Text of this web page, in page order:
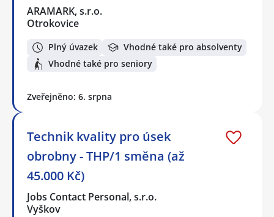
ARAMARK, s.r.o.
Otrokovice
Plný úvazek
Vhodné také pro absolventy
Vhodné také pro seniory
Zveřejněno: 6. srpna
Technik kvality pro úsek
obrobny - THP/1 směna (až
45.000 Kč)
Jobs Contact Personal, s.r.o.
Vyškov